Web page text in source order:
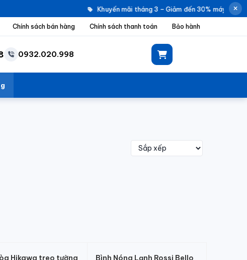
Khuyến mãi tháng 3 – Giảm đến 30% máy giặt
Chính sách bán hàng Chính sách thanh toán Bảo hành
0932.020.998
Hikawa treo tường
Bình Nóng Lạnh Rossi Bello